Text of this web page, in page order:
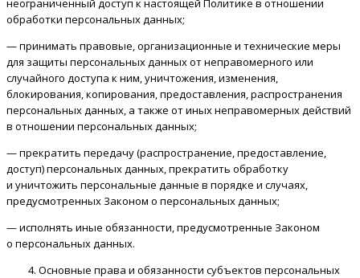
неограниченный доступ к настоящей Политике в отношении
обработки персональных данных;
— принимать правовые, организационные и технические меры
для защиты персональных данных от неправомерного или
случайного доступа к ним, уничтожения, изменения,
блокирования, копирования, предоставления, распространения
персональных данных, а также от иных неправомерных действий
в отношении персональных данных;
— прекратить передачу (распространение, предоставление,
доступ) персональных данных, прекратить обработку
и уничтожить персональные данные в порядке и случаях,
предусмотренных Законом о персональных данных;
— исполнять иные обязанности, предусмотренные Законом
о персональных данных.
Основные права и обязанности субъектов персональных